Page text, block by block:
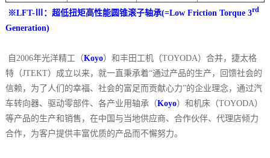
※LFT-Ⅲ：超低扭矩高性能圆锥滚子轴承(=Low Friction Torque 3rd
Generation)
自2006年光洋精工（Koyo）和丰田工机（TOYODA）合并，捷太格
特（JTEKT）成立以来，就一直秉承着“通过产品的生产，回馈社会的
信赖，为了人们的幸福、社会的富足而贡献心力”的企业理念，通过汽
车转向器、驱动零部件、各产业用轴承（Koyo）和机床（TOYODA）
等产品的生产和销售，在中国与当地供应商、合作伙伴、代理店倾力
合作，为客户提供丰富优质的产品而不懈努力。